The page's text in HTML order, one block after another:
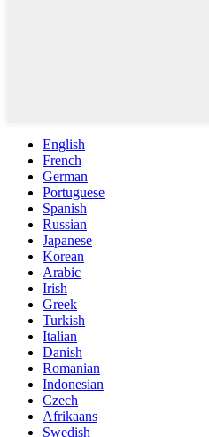
English
French
German
Portuguese
Spanish
Russian
Japanese
Korean
Arabic
Irish
Greek
Turkish
Italian
Danish
Romanian
Indonesian
Czech
Afrikaans
Swedish